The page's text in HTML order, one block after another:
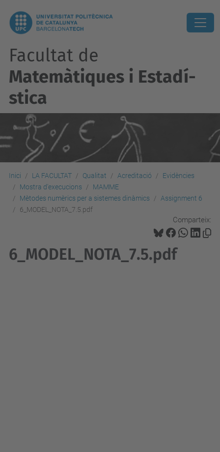
Facultat de
Matemàtiques i Estadí­
stica
Inici LA FACULTAT Qualitat Acreditació
Evidències
Mostra d'execucions
MAMME
Mètodes numèrics per a sistemes dinàmics
Assignment 6
6_MODEL_NOTA_7.5.pdf
Comparteix:
6_MODEL_NOTA_7.5.pdf